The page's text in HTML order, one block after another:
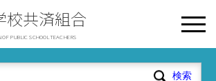
校共済組合
PUBLIC SCHOOL TEACHERS